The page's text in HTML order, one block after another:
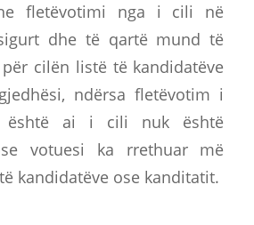
fletëvotimi nga i cili në
dhe të qartë mund të
cilën listë të kandidatëve
ndërsa fletëvotim i
është ai i cili nuk është
votuesi ka rrethuar më
kandidatëve ose kanditatit.